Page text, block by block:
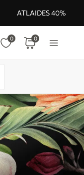
ATLAIDES 40%
0 0